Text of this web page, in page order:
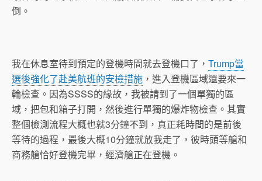
倒。
我在休息室待到預定的登機時間就去登機口了， Trump當
選後強化了赴美航班的安檢措施 ，進入登機區域還要來一
輪檢查。因為SSSS的緣故，我被請到了一個單獨的區
域，把包和箱子打開，然後進行單獨的爆炸物檢查。其實
整個檢測流程大概也就3分鐘不到，真正耗時間的是前後
等待的過程，最後大概10分鐘就放我走了，彼時頭等艙和
商務艙恰好登機完畢，經濟艙正在登機。